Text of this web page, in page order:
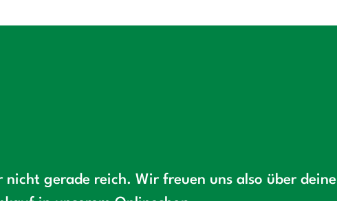
gerade reich. Wir freuen uns also über deine